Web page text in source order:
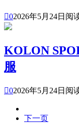
02026年5月24日 阅
KOLON
服
02026年5月24日 阅
下一页